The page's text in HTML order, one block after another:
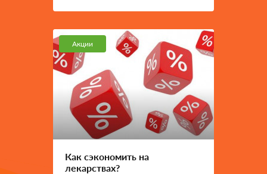
Акции
Как сэкономить на
лекарствах?